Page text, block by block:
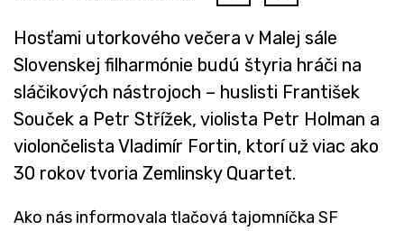
Hosťami utorkového večera v Malej sále
Slovenskej filharmónie budú štyria hráči na
sláčikových nástrojoch – huslisti František
Souček a Petr Střížek, violista Petr Holman a
violončelista Vladimír Fortin, ktorí už viac ako
30 rokov tvoria Zemlinsky Quartet.
Ako nás informovala tlačová tajomníčka SF